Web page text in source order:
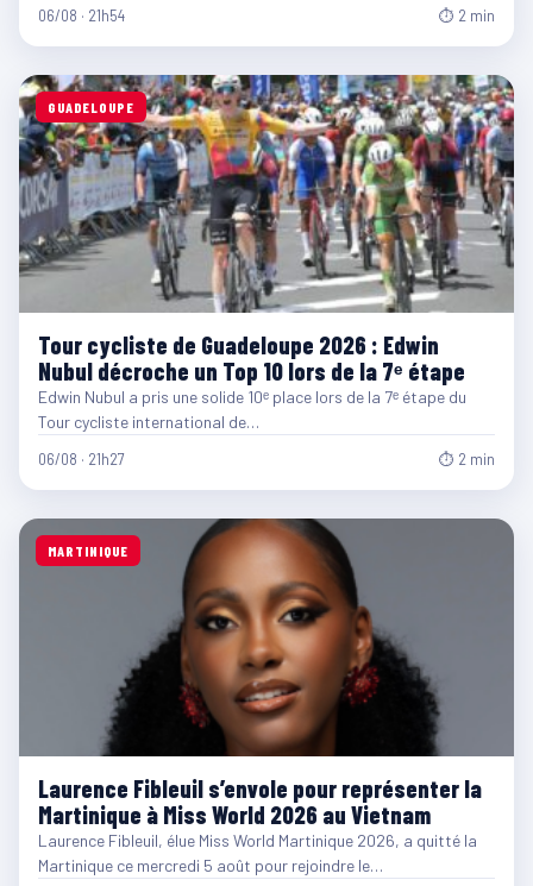
06/08 · 21h54 ⏱ 2 min
GUADELOUPE
Tour cycliste de Guadeloupe 2026 : Edwin
Nubul décroche un Top 10 lors de la 7ᵉ étape
Edwin Nubul a pris une solide 10ᵉ place lors de la 7ᵉ étape du
Tour cycliste international de…
06/08 · 21h27 ⏱ 2 min
MARTINIQUE
Laurence Fibleuil s’envole pour représenter la
Martinique à Miss World 2026 au Vietnam
Laurence Fibleuil, élue Miss World Martinique 2026, a quitté la
Martinique ce mercredi 5 août pour rejoindre le…